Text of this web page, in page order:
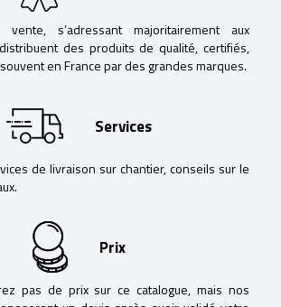
s’adressant majoritairement aux
des produits de qualité, certifiés,
en France par des grandes marques.
Services
de livraison sur chantier, conseils sur le
Prix
pas de prix sur ce catalogue, mais nos